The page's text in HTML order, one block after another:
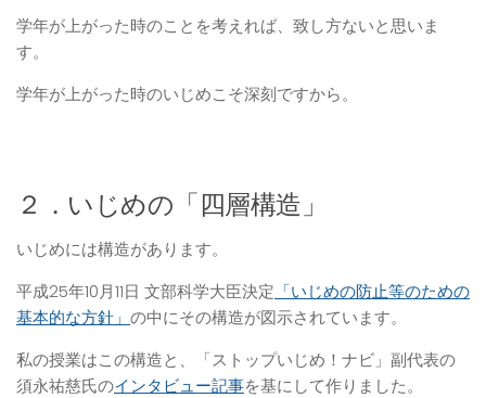
学年が上がった時のことを考えれば、致し方ないと思いま
す。
学年が上がった時のいじめこそ深刻ですから。
２．いじめの「四層構造」
いじめには構造があります。
平成25年10月11日 文部科学大臣決定 「いじめの防止等のための
基本的な方針」 の中にその構造が図示されています。
私の授業はこの構造と、「ストップいじめ！ナビ」副代表の
須永祐慈氏のインタビュー記事を基にして作りました。